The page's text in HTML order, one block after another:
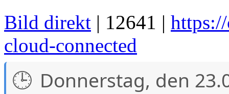
Bild direkt | 12641 |
cloud-connected
Donnerstag, den